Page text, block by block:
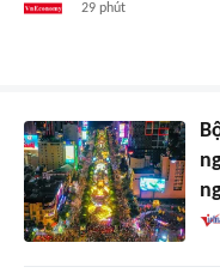
29 phút